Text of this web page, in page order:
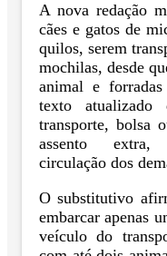
A nova redação
cães e gatos de
quilos, serem
mochilas, desde
animal e
texto
transporte, bolsa
assento
circulação dos
O substitutivo
embarcar apenas
veículo do